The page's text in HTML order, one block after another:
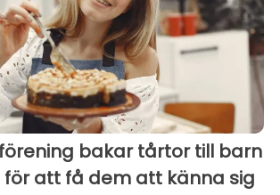
bakar tårtor till barn
att få dem att känna sig